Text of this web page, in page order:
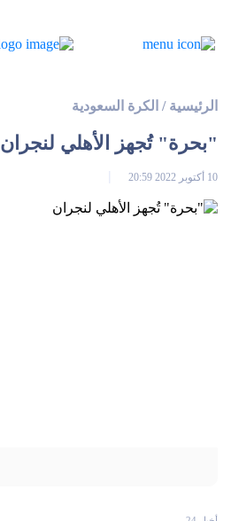
الرئيسية / الكرة السعودية
"بحرة" تُجهز الأهلي لنجران
10 أكتوبر 2022 20:59